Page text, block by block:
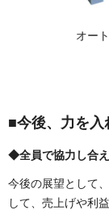
オー
■今後、力を入
◆全員で協力し合
今後の展望として
して、売上げや利